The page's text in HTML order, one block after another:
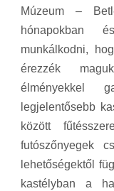
Múzeum –
hónapokban
munkálkodni,
érezzék
élményekkel
legjelentősebb
között
futószőnyegek
lehetőségektől
kastélyban a